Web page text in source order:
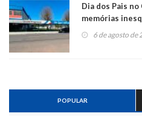
Dia dos Pais no
memórias
6 de agosto de
POPULAR